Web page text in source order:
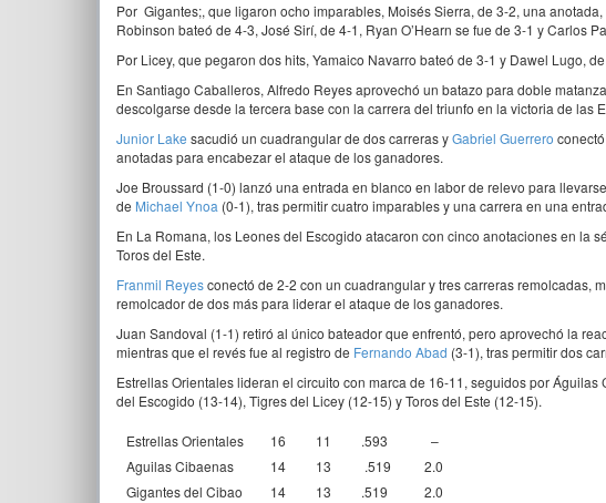
Por Gigantes;, que ligaron ocho imparables, Moisés Sierra, de 3-2, una
Robinson bateó de 4-3, José Sirí, de 4-1, Ryan O’Hearn se fue de 3-1 y Carlos
Por Licey, que pegaron dos hits, Yamaico Navarro bateó de 3-1 y Dawel Lugo,
En Santiago Caballeros, Alfredo Reyes aprovechó un batazo para doble
descolgarse desde la tercera base con la carrera del triunfo en la victoria de las
Junior Lake sacudió un cuadrangular de dos carreras yGabriel Guerrero
anotadas para encabezar el ataque de los ganadores.
Joe Broussard (1-0) lanzó una entrada en blanco en labor de relevo para
de Michael Ynoa (0-1), tras permitir cuatro imparables y una carrera en una
En La Romana, los Leones del Escogido atacaron con cinco anotaciones en la
Toros del Este.
Franmil Reyesconectó de 2-2 con un cuadrangular y tres carreras remolcadas,
remolcador de dos más para liderar el ataque de los ganadores.
Juan Sandoval (1-1) retiró al único bateador que enfrentó, pero aprovechó la
mientras que el revés fue al registro de Fernando Abad (3-1), tras permitir dos
Estrellas Orientales lideran el circuito con marca de 16-11, seguidos por
del Escogido (13-14), Tigres del Licey (12-15) y Toros del Este (12-15).
Estrellas Orientales 16 11 .593
–
Aguilas Cibaenas
14 13 .519
2.0
Gigantes del Cibao
14 13 .519
2.0